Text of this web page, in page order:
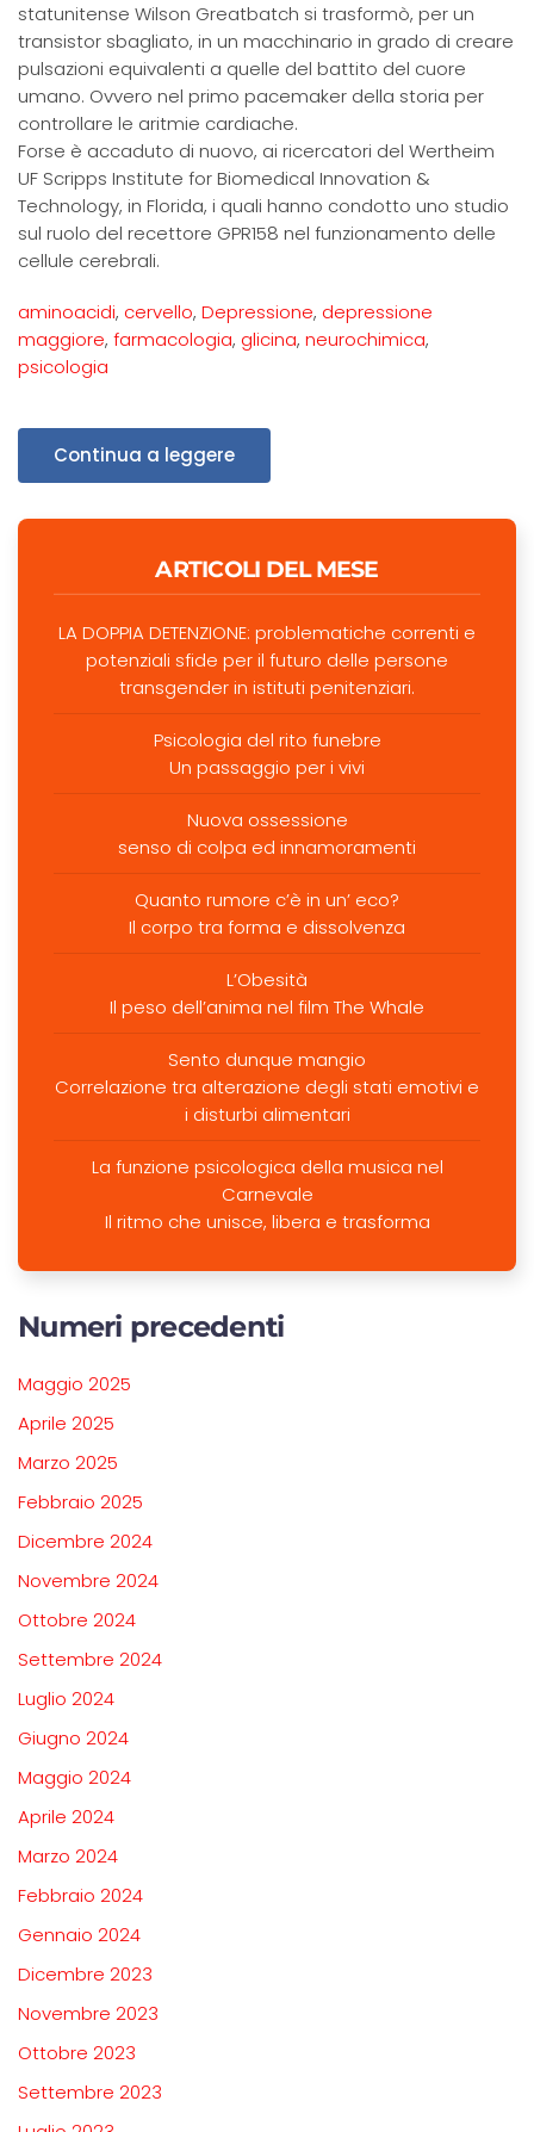
statunitense Wilson Greatbatch si trasformò, per un
transistor sbagliato, in un macchinario in grado di creare
pulsazioni equivalenti a quelle del battito del cuore
umano. Ovvero nel primo pacemaker della storia per
controllare le aritmie cardiache.
Forse è accaduto di nuovo, ai ricercatori del Wertheim
UF Scripps Institute for Biomedical Innovation &
Technology, in Florida, i quali hanno condotto uno studio
sul ruolo del recettore GPR158 nel funzionamento delle
cellule cerebrali.
aminoacidi, cervello, Depressione, depressione
maggiore, farmacologia, glicina, neurochimica,
psicologia
Continua a leggere
ARTICOLI DEL MESE
LA DOPPIA DETENZIONE: problematiche correnti e
potenziali sfide per il futuro delle persone
transgender in istituti penitenziari.
Psicologia del rito funebre
Un passaggio per i vivi
Nuova ossessione
senso di colpa ed innamoramenti
Quanto rumore c’è in un’ eco?
Il corpo tra forma e dissolvenza
L’Obesità
Il peso dell’anima nel film The Whale
Sento dunque mangio
Correlazione tra alterazione degli stati emotivi e
i disturbi alimentari
La funzione psicologica della musica nel
Carnevale
Il ritmo che unisce, libera e trasforma
Numeri precedenti
Maggio 2025
Aprile 2025
Marzo 2025
Febbraio 2025
Dicembre 2024
Novembre 2024
Ottobre 2024
Settembre 2024
Luglio 2024
Giugno 2024
Maggio 2024
Aprile 2024
Marzo 2024
Febbraio 2024
Gennaio 2024
Dicembre 2023
Novembre 2023
Ottobre 2023
Settembre 2023